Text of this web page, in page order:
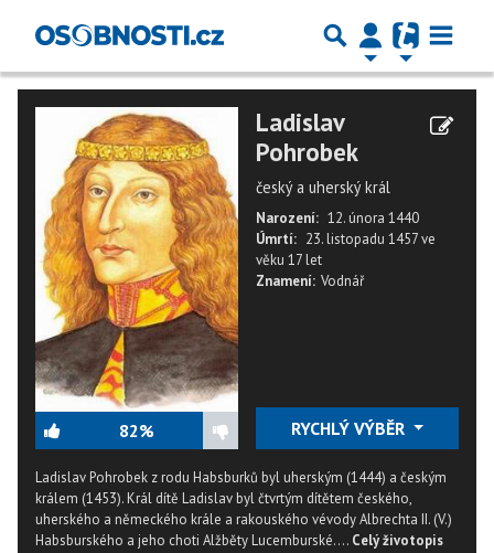
82%
Ladislav
Pohrobek
český a uherský král
Narození: 12. února 1440
Úmrtí: 23. listopadu 1457ve
věku 17 let
Znamení: Vodnář
RYCHLÝ VÝBĚR
Ladislav Pohrobek z rodu Habsburků byl uherským (1444) a českým
králem (1453). Král dítě Ladislav byl čtvrtým dítětem českého,
uherského a německého krále a rakouského vévody Albrechta II. (V.)
Habsburského a jeho choti Alžběty Lucemburské.... Celý životopis